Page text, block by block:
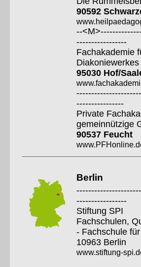
90592
--
-----------------
Fachakademie
95030 Hof/
----------------
Private
gemeinnützige
90537 Feucht
Berlin
-----------------
Stiftung SPI
Fachschulen,
- Fachschule
10963 Berlin
www.stiftung-